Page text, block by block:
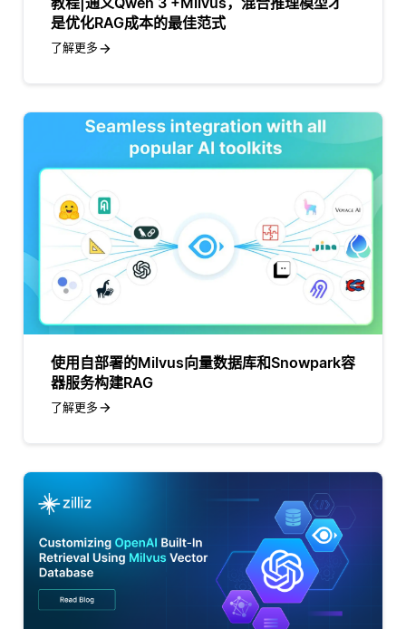
是优化RAG成本的最佳范式
了解更多
使用自部署的Milvus向量数据库和Snowpark容
器服务构建RAG
了解更多